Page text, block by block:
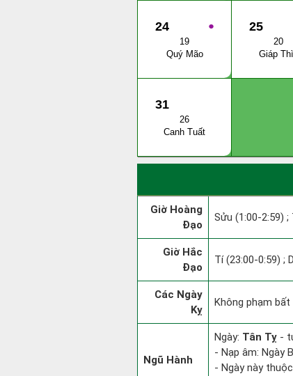
●
24
19
Quý Mão
25
20
Giáp
31
26
Canh Tuất
Giờ Hoàng
Đạo
Sửu (1:00-2:59) ;
Giờ Hắc
Đạo
Tí (23:00-0:59) ;
Các Ngày
Kỵ
Không phạm bất
Ngũ Hành
Ngày: Tân Tỵ -
- Nạp âm: Ngày
- Ngày này